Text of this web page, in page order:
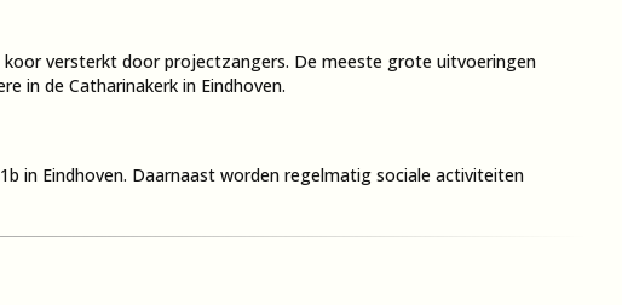
versterkt door projectzangers. De meeste grote uitvoeringen
in de Catharinakerk in Eindhoven.
in Eindhoven. Daarnaast worden regelmatig sociale activiteiten